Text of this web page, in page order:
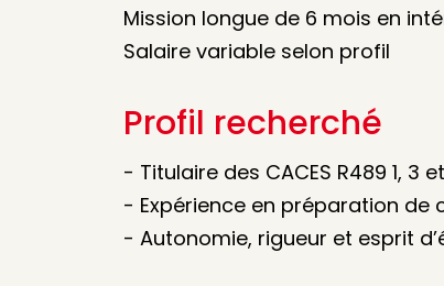
Mission longue de 6 mois en
Salaire variable selon profil
Profil recherché
- Titulaire des CACES R489 1, 3
- Expérience en préparation de
- Autonomie, rigueur et esprit